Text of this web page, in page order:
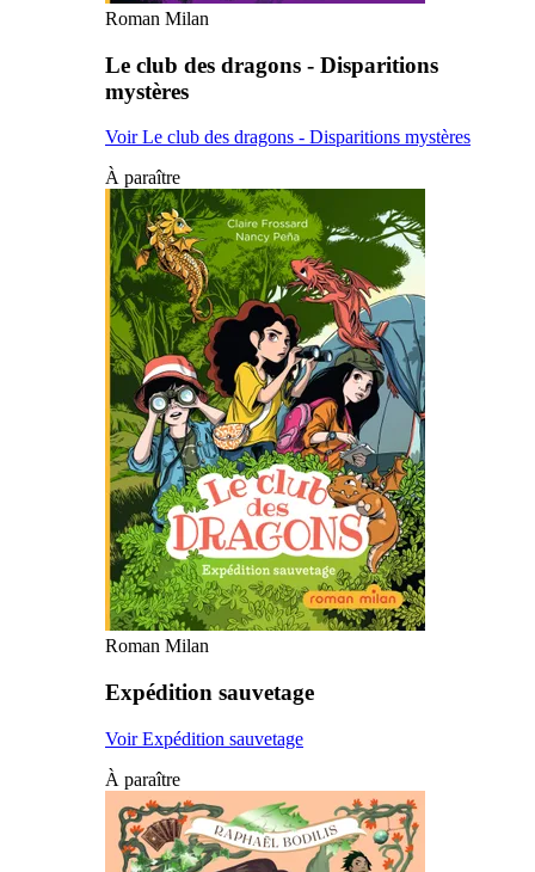
Roman Milan
Le club des dragons - Disparitions
mystères
Voir Le club des dragons - Disparitions mystères
À paraître
Roman Milan
Expédition sauvetage
Voir Expédition sauvetage
À paraître